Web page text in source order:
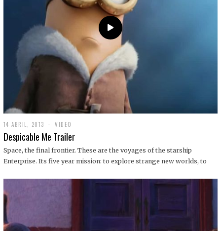
14 ABRIL, 2013
9
D
C
I
1
VIDEO
Despicable Me Trailer
Space, the final frontier. These are the voyages of the starship
Enterprise. Its five year mission: to explore strange new worlds, to